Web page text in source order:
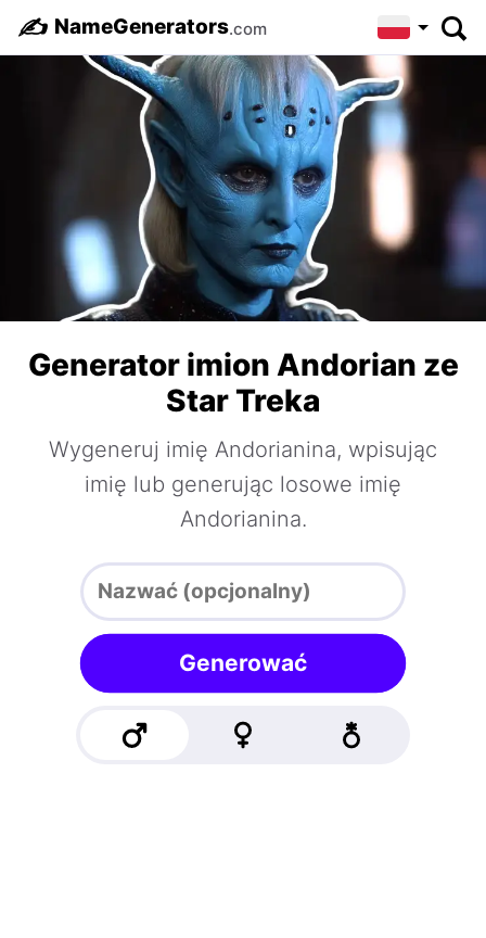
✍️ NameGenerators.com
Generator imion Andorian ze
Star Treka
Wygeneruj imię Andorianina, wpisując
imię lub generując losowe imię
Andorianina.
Generować